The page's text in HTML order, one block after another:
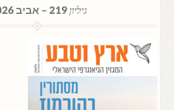
גיליון219 – אביב 2026